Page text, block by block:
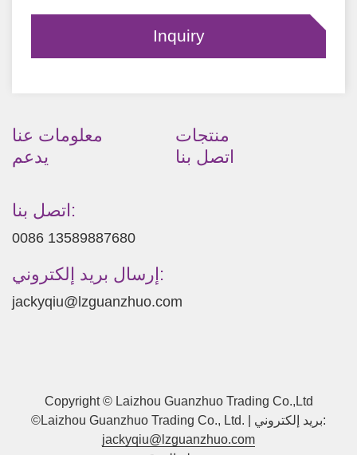
معلومات عنا
منتجات
يدعم
اتصل بنا
اتصل بنا:
0086 13589887680
إرسال بريد إلكتروني:
jackyqiu@lzguanzhuo.com
Copyright © Laizhou Guanzhuo Trading Co.,Ltd
©Laizhou Guanzhuo Trading Co., Ltd. | بريد إلكتروني:
jackyqiu@lzguanzhuo.com